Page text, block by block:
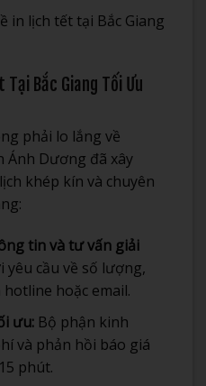
Bắc Giang Tối Ưu
phải lo lắng về
Ánh Dương đã xây
khép kín và chuyên
tin và tư vấn giải
cầu về số lượng,
hotline hoặc email.
ưu:Bộ phận kinh
và phản hồi báo giá
phút.